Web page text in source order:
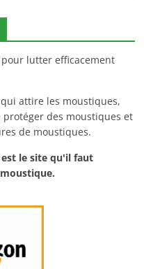
lutter efficacement
attire les moustiques,
des moustiques et
de moustiques.
est le site qu'il faut